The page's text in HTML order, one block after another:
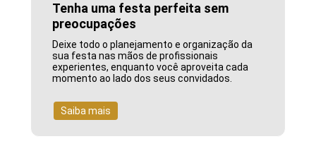
Tenha uma festa perfeita sem
preocupações
Deixe todo o planejamento e organização da
sua festa nas mãos de profissionais
experientes, enquanto você aproveita cada
momento ao lado dos seus convidados.
Saiba mais